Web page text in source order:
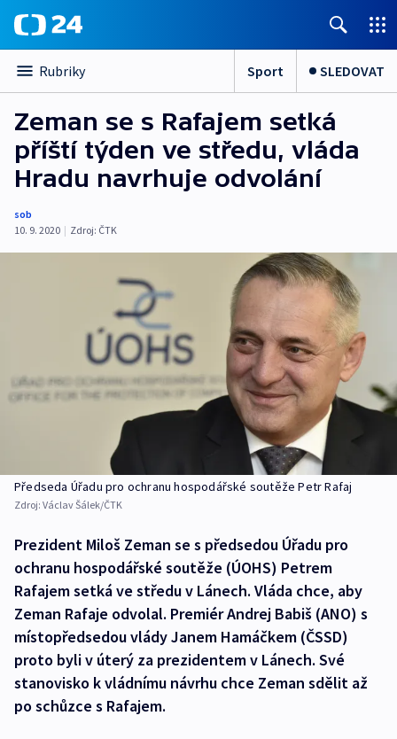
Rubriky Sport SLEDOVAT
Zeman se s Rafajem setká
příští týden ve středu, vláda
Hradu navrhuje odvolání
sob
10. 9. 2020 | Zdroj: ČTK
Předseda Úřadu pro ochranu hospodářské soutěže Petr Rafaj
Zdroj: Václav Šálek/ČTK
Prezident Miloš Zeman se s předsedou Úřadu pro
ochranu hospodářské soutěže (ÚOHS) Petrem
Rafajem setká ve středu v Lánech. Vláda chce, aby
Zeman Rafaje odvolal. Premiér Andrej Babiš (ANO) s
místopředsedou vlády Janem Hamáčkem (ČSSD)
proto byli v úterý za prezidentem v Lánech. Své
stanovisko k vládnímu návrhu chce Zeman sdělit až
po schůzce s Rafajem.